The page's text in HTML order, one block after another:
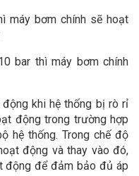
máy bơm chính sẽ hoạt
bar thì máy bơm chính
khi hệ thống bị rò rỉ
động trong trường hợp
hệ thống. Trong chế độ
động và thay vào đó,
động để đảm bảo đủ áp